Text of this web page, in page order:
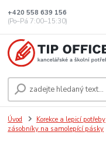
+420 558 639 156
(Po–Pá 7:00–15:30)
Úvod Korekce a lepicí potřeby
zásobníky na samolepící pásky